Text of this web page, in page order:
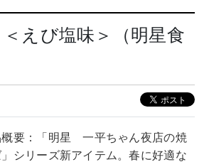
び塩味＞（明星食
概要：「明星 一平ちゃん夜店の焼
」シリーズ新アイテム。春に好適な